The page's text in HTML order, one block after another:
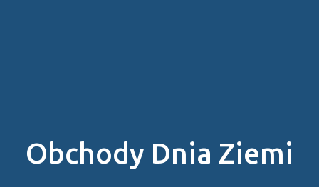
Obchody Dnia Ziemi